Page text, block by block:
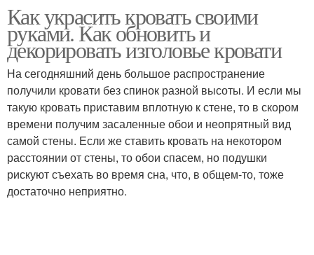
Как украсить кровать своими
руками. Как обновить и
декорировать изголовье кровати
На сегодняшний день большое распространение
получили кровати без спинок разной высоты. И если мы
такую кровать приставим вплотную к стене, то в скором
времени получим засаленные обои и неопрятный вид
самой стены. Если же ставить кровать на некотором
расстоянии от стены, то обои спасем, но подушки
рискуют съехать во время сна, что, в общем-то, тоже
достаточно неприятно.